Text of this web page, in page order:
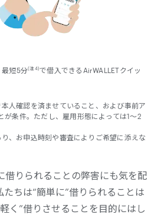
最短5分(注4)で借入できるAirWALLETクイッ
人確認を済ませていること、および事前ア
が条件。ただし、雇用形態によっては1～2
、お申込時刻や審査によりご希望に添えな
借りられることの弊害にも気を配
たちは“簡単に”借りられることは
く”借りさせることを目的にはし